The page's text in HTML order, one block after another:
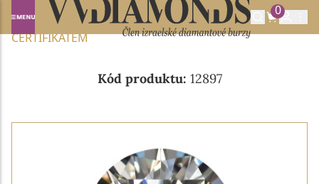
0
Domů NABÍDKA DIAMANTŮ
0.34CT E/VVS1 S GIA
CERTIFIKÁTEM
Kód produktu: 12897